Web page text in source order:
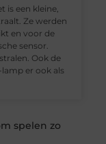
spelen zo
is een kleine,
Ze werden
en voor de
sensor.
Ook de
er ook als